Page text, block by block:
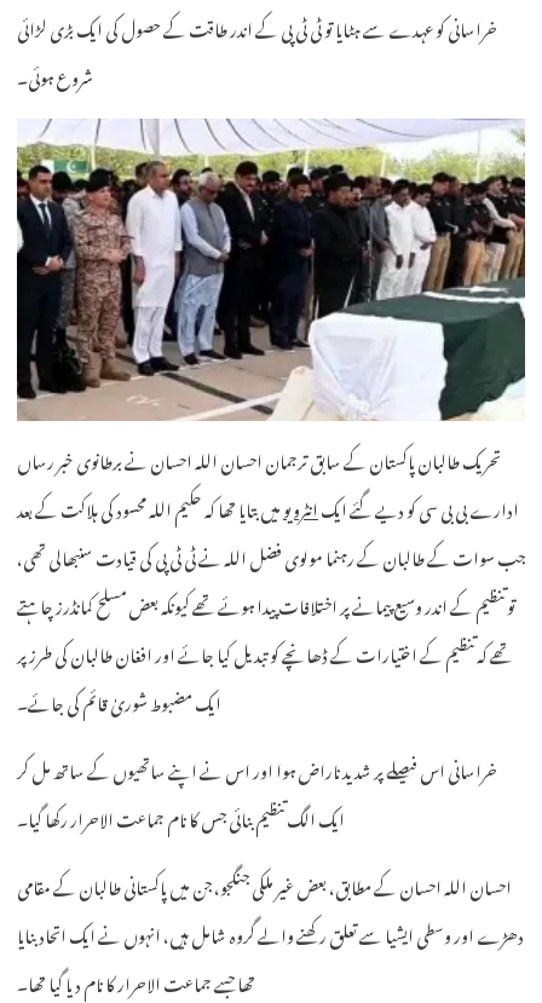
خراسانی کو عہدے سے ہٹایا تو ٹی ٹی پی کے اندر طاقت کے حصول کی ایک بڑی لڑائی
شروع ہوئی۔
تحریک طالبان پاکستان کے سابق ترجمان احسان اللہ احسان نے برطانوی خبر رساں
ادارے بی بی سی کو دیے گئے ایکانٹرویومیں بتایا تھا کہ حکیم اللہ محسود کی ہلاکت کے بعد
جب سوات کے طالبان کے رہنما مولوی فضل اللہ نے ٹی ٹی پی کی قیادت سنبھالی تھی،
تو تنظیم کے اندر وسیع پیمانے پر اختلافات پیدا ہوئے تھے کیونکہ بعض مسلح کمانڈرز چاہتے
تھے کہ تنظیم کے اختیارات کے ڈھانچے کو تبدیل کیا جائے اور افغان طالبان کی طرز پر
ایک مضبوط شوریٰ قائم کی جائے۔
خراسانی اس فیصلے پر شدید ناراض ہوا اور اس نے اپنے ساتھیوں کے ساتھ مل کر
ایک الگ تنظیم بنائی جس کا نام جماعت الاحرار رکھا گیا۔
احسان اللہ احسان کے مطابق، بعض غیر ملکی جنگجو، جن میں پاکستانی طالبان کے مقامی
دھڑے اور وسطی ایشیا سے تعلق رکھنے والے گروہ شامل ہیں، انہوں نے ایک اتحاد بنایا
تھا جسے جماعت الاحرار کا نام دیا گیا تھا۔